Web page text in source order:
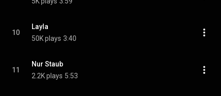
10
Layla
50K plays 3:40
11
Nur Staub
2.2K plays 5:53